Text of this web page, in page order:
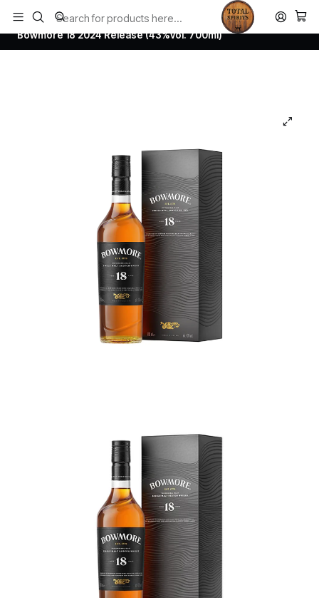
Todos los productos estan en stock. Despachamos a todo Chile.
Home Whisky
Scotch Whisky Islay
Bowmore 18 2024 Release (43%vol. 700ml)